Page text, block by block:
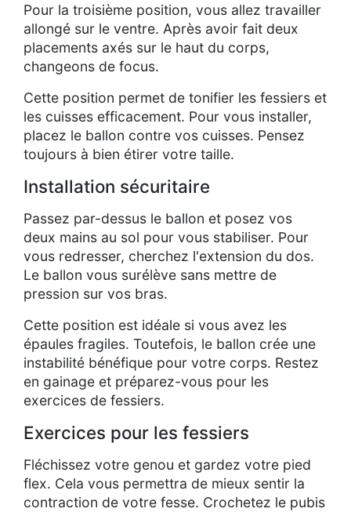
Pour la troisième position, vous allez travailler
allongé sur le ventre. Après avoir fait deux
placements axés sur le haut du corps,
changeons de focus.
Cette position permet de tonifier les fessiers et
les cuisses efficacement. Pour vous installer,
placez le ballon contre vos cuisses. Pensez
toujours à bien étirer votre taille.
Installation sécuritaire
Passez par-dessus le ballon et posez vos
deux mains au sol pour vous stabiliser. Pour
vous redresser, cherchez l'extension du dos.
Le ballon vous surélève sans mettre de
pression sur vos bras.
Cette position est idéale si vous avez les
épaules fragiles. Toutefois, le ballon crée une
instabilité bénéfique pour votre corps. Restez
en gainage et préparez-vous pour les
exercices de fessiers.
Exercices pour les fessiers
Fléchissez votre genou et gardez votre pied
flex. Cela vous permettra de mieux sentir la
contraction de votre fesse. Crochetez le pubis